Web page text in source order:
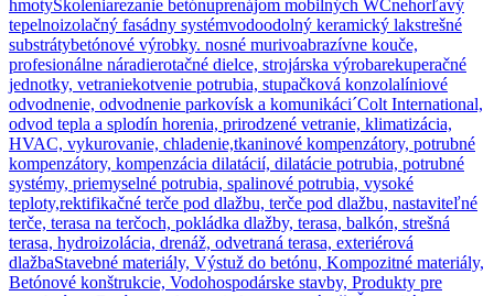
hmotyŠkoleniarezanie betónuprenájom mobilných WCnehorľavý
tepelnoizolačný fasádny systémvodoodolný keramický lakstrešné
substrátybetónové výrobky. nosné murivoabrazívne kouče,
profesionálne náradierotačné dielce, strojárska výrobarekuperačné
jednotky, vetraniekotvenie potrubia, stupačková konzolalíniové
odvodnenie, odvodnenie parkovísk a komunikáci´Colt International,
odvod tepla a splodín horenia, prirodzené vetranie, klimatizácia,
HVAC, vykurovanie, chladenie,tkaninové kompenzátory, potrubné
kompenzátory, kompenzácia dilatácií, dilatácie potrubia, potrubné
systémy, priemyselné potrubia, spalinové potrubia, vysoké
teploty,rektifikačné terče pod dlažbu, terče pod dlažbu, nastaviteľné
terče, terasa na terčoch, pokládka dlažby, terasa, balkón, strešná
terasa, hydroizolácia, drenáž, odvetraná terasa, exteriérová
dlažbaStavebné materiály, Výstuž do betónu, Kompozitné materiály,
Betónové konštrukcie, Vodohospodárske stavby, Produkty pre